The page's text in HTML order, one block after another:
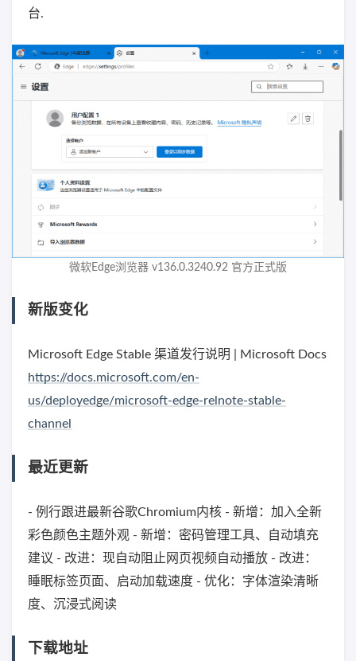
台.
微软Edge浏览器 v136.0.3240.92 官方正式版
新版变化
Microsoft Edge Stable 渠道发行说明 | Microsoft Docs
https://docs.microsoft.com/en-
us/deployedge/microsoft-edge-relnote-stable-
channel
最近更新
- 例行跟进最新谷歌Chromium内核 - 新增：加入全新
彩色颜色主题外观 - 新增：密码管理工具、自动填充
建议 - 改进：现自动阻止网页视频自动播放 - 改进：
睡眠标签页面、启动加载速度 - 优化：字体渲染清晰
度、沉浸式阅读
下载地址